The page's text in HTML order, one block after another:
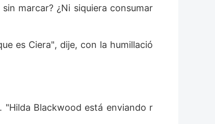
marcar? ¿Ni siquiera consumar
es Ciera", dije, con la humillació
"Hilda Blackwood está enviando r